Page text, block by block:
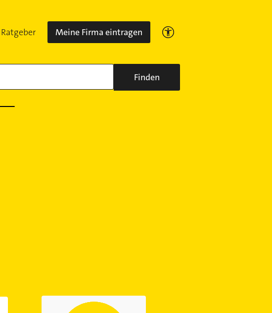
Ratgeber Meine Firma eintragen
Finden